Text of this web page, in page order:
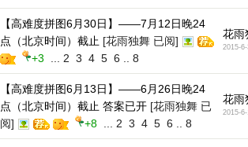
【高难度拼图6月30日】——7月12日晚24
点（北京时间）截止 [花雨独舞 已阅]
+3
2 3 4 5 6 8
花雨
2015-
【高难度拼图6月13日】——6月26日晚24
点（北京时间）截止 答案已开 [花雨独舞 已
阅]
+8 2 3 4 5 6 8
花雨
2015-